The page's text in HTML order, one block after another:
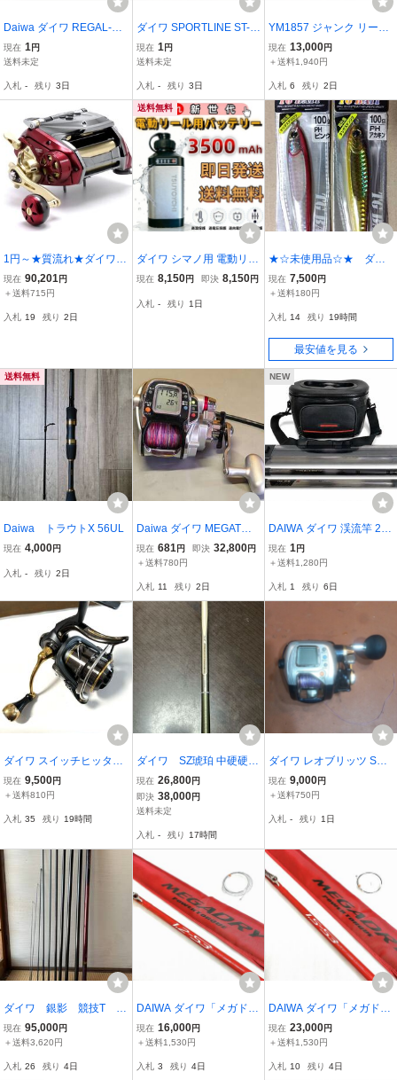
Daiwa ダイワ REGAL-X 2
005-2B スピニングリール
LONG CAST
現在 1円
送料未定
入札 - 残り 3日
ダイワ SPORTLINE ST-8
00X スピニングリール オ
ールドリール
現在 1 円
送料未定
入札 - 残り 3日
YM1857 ジャンク リール
36点 まとめて スピニング
ベイト タイコ など 検)Ab
Daiwa OLYMPIC RYOBI
釣具 船釣 釣り
現在 13,000円
＋送料1,940円
入札 6 残り 2日
1円～★質流れ★ダイワ
シーボーグ 1200MJ 右巻
き 電動リール DAIWA SE
上げ・ドラグ・ブレーキ
現在 90,201円
＋送料715円
入札 19 残り 2日
送料無料
ダイワ シマノ用 電動リー
ル用 ＳＣＬ-３５００ ス
テリー 充電器 セット 14.
現在 8,150円 即決 8,150円
入札 - 残り 1日
★☆未使用品☆★ ダイ
ワ TGベイト 100g×２
本 PHピンク + PHアカ
現在 7,500円
＋送料180円
入札 14 残り 19時間
最安値を見る
送料無料
Daiwa トラウトX 56UL
現在 4,000円
入札 - 残り 2日
Daiwa ダイワ MEGATWI
N LEOBRITZ 500MT 電動
リール 釣具 フィッシング
間264h 中古動作品
現在 681 円 即決 32,800円
＋送料780円
入札 11 残り 2日
NEW
DAIWA ダイワ 渓流竿 2本
セット HZ 朝霧 技 硬調61
M／HX 連山 抜 硬調53M
WHISKER 竿袋 ケース
現在 1円
＋送料1,280円
入札 1 残り 6日
ダイワ スイッチヒッター
LBD スピニングリール D
AIWA SWITCH HITTER
現在 9,500円
＋送料810円
入札 35 残り 19時間
ダイワ SZ琥珀 中硬硬71
M マルチレングス ヤマ
メ イワナ アマゴ 華
厳 匠
現在 26,800円
即決 38,000円
送料未定
入札 - 残り 17時間
ダイワ レオブリッツ S40
0 日本製 電動リール DAI
WA LEOBRITZ シーボー
461
現在 9,000円
＋送料750円
入札 - 残り 1日
ダイワ 銀影 競技T H
９０R
現在 95,000円
＋送料3,620円
入札 26 残り 4日
DAIWA ダイワ「メガドラ
イ パワートルク 1.2-53」
★未使用美品★ インタ
5】
現在 16,000円
＋送料1,530円
入札 3 残り 4日
DAIWA ダイワ「メガドラ
イ パワートルク 1.5-53」
★未使用美品★ インタ
4】
現在 23,000円
＋送料1,530円
入札 10 残り 4日